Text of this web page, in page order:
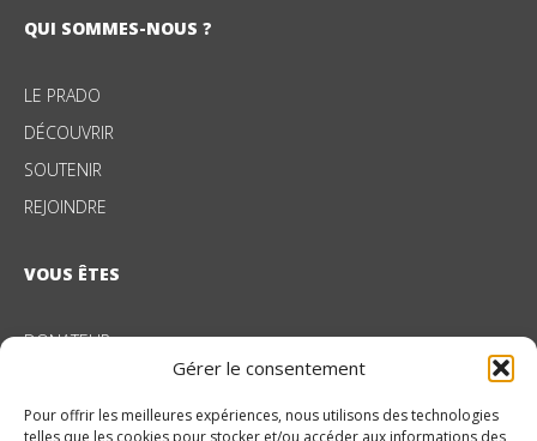
Gérer le consentement
Pour offrir les meilleures expériences, nous utilisons des technologies
telles que les cookies pour stocker et/ou accéder aux informations des
QUI SOMMES-NOUS ?
LE PRADO
DÉCOUVRIR
SOUTENIR
REJOINDRE
VOUS ÊTES
DONATEUR